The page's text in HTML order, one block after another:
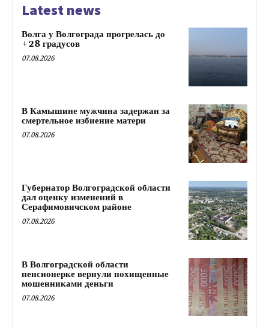
Latest news
Волга у Волгограда прогрелась до
+28 градусов
07.08.2026
В Камышине мужчина задержан за
смертельное избиение матери
07.08.2026
Губернатор Волгоградской области
дал оценку изменений в
Серафимовичском районе
07.08.2026
В Волгоградской области
пенсионерке вернули похищенные
мошенниками деньги
07.08.2026